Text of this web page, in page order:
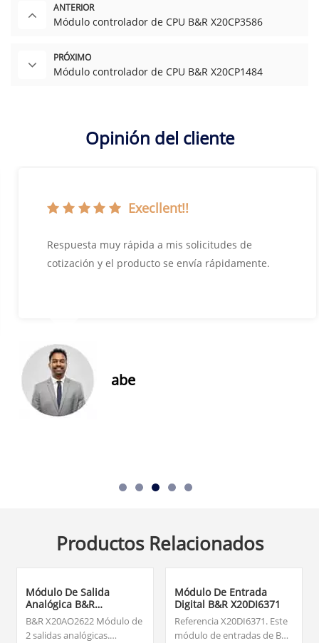
ANTERIOR
Módulo controlador de CPU B&R X20CP3586
PRÓXIMO
Módulo controlador de CPU B&R X20CP1484
Opinión del cliente
Execllent!!
Respuesta muy rápida a mis solicitudes de
cotización y el producto se envía rápidamente.
abe
Productos Relacionados
Módulo De Salida
Analógica B&R
X20AO2622
B&R X20AO2622 Módulo de
2 salidas analógicas.
Módulo De Entrada
Digital B&R X20DI6371
Referencia X20DI6371. Este
módulo de entradas de B&R